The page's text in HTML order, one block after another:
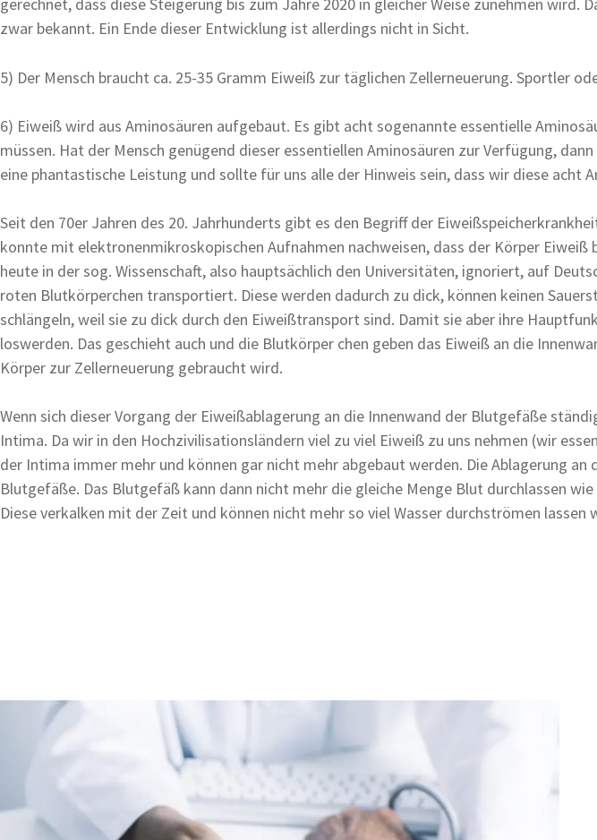
gerechnet, dass diese Steigerung bis zum Jahre 2020 in gleicher Weise zunehmen wird.
zwar bekannt. Ein Ende dieser Entwicklung ist allerdings nicht in Sicht.
5) Der Mensch braucht ca. 25-35 Gramm Eiweiß zur täglichen Zellerneuerung. Sportler
6) Eiweiß wird aus Aminosäuren aufgebaut. Es gibt acht sogenannte essentielle
müssen. Hat der Mensch genügend dieser essentiellen Aminosäuren zur Verfügung,
eine phantastische Leistung und sollte für uns alle der Hinweis sein, dass wir diese acht
Seit den 70er Jahren des 20. Jahrhunderts gibt es den Begriff der
konnte mit elektronenmikroskopischen Aufnahmen nachweisen, dass der Körper
heute in der sog. Wissenschaft, also hauptsächlich den Universitäten, ignoriert, auf
roten Blutkörperchen transportiert. Diese werden dadurch zu dick, können keinen
schlängeln, weil sie zu dick durch den Eiweißtransport sind. Damit sie aber ihre
loswerden. Das geschieht auch und die Blutkörper chen geben das Eiweiß an die
Körper zur Zellerneuerung gebraucht wird.
Wenn sich dieser Vorgang der Eiweißablagerung an die Innenwand der Blutgefäße
Intima. Da wir in den Hochzivilisationsländern viel zu viel Eiweiß zu uns nehmen (wir
der Intima immer mehr und können gar nicht mehr abgebaut werden. Die Ablagerung
Blutgefäße. Das Blutgefäß kann dann nicht mehr die gleiche Menge Blut durchlassen
Diese verkalken mit der Zeit und können nicht mehr so viel Wasser durchströmen lassen